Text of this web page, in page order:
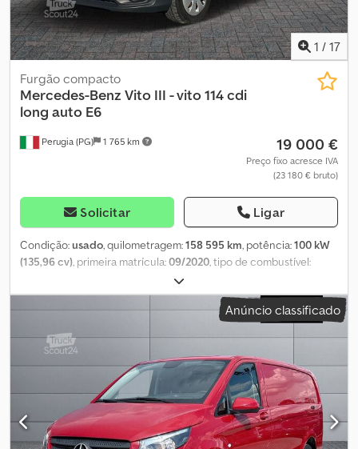
1 / 17
Perugia (PG) 1 765 km
Furgão compacto
Mercedes-Benz Vito III - vito 114 cdi
long auto E6
19 000 €
Preço fixo acresce IVA
(23 180 € bruto)
Solicitar Ligar
Condição:usado, quilometragem:158 595 km, potência:100 kW
(135,96 cv), primeira matrícula:09/2020, tipo de combustível:
803 kg
cor:branco, tipo de engrenagem:automático, classe de emissão:
Euro 6, suspensão: aço, número de lugares:3, Equipamento:ar
elemento contratual Crjdpfexlu Rlox Am Usf
Anúncio classificado